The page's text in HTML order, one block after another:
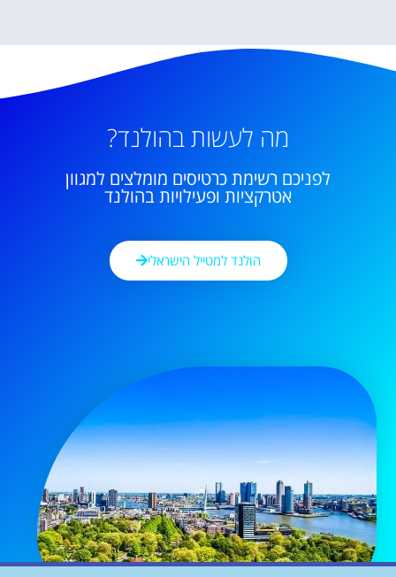
מה לעשות בהולנד?
לפניכם רשימת כרטיסים מומלצים למגוון
אטרקציות ופעילויות בהולנד
הולנד למטייל הישראלי